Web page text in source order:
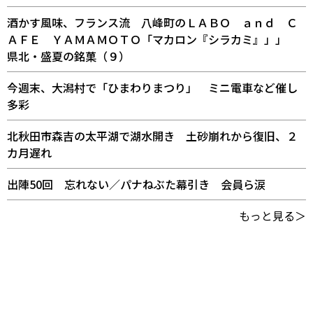
酒かす風味、フランス流 八峰町のＬＡＢＯ ａｎｄ Ｃ
ＡＦＥ ＹＡＭＡＭＯＴＯ「マカロン『シラカミ』」」
県北・盛夏の銘菓（９）
今週末、大潟村で「ひまわりまつり」 ミニ電車など催し
多彩
北秋田市森吉の太平湖で湖水開き 土砂崩れから復旧、２
カ月遅れ
出陣50回 忘れない／パナねぶた幕引き 会員ら涙
もっと見る＞